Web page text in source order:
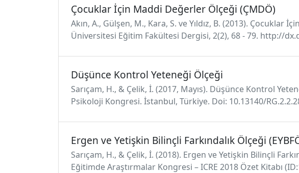
Çocuklar İçin Maddi Değerler Ölçeği (ÇMDÖ)
Akın, A., Gülşen, M., Kara, S. ve Yıldız, B. (2013).
Üniversitesi Eğitim Fakültesi Dergisi, 2(2), 68 - 79. http://
Düşünce Kontrol Yeteneği Ölçeği
Sarıçam, H., & Çelik, İ. (2017, Mayıs). Düşünce Kontrol
Psikoloji Kongresi. İstanbul, Türkiye. Doi: 10.13140/
Ergen ve Yetişkin Bilinçli Farkındalık Ölçeği
Sarıçam, H., & Çelik, İ. (2018). Ergen ve Yetişkin Bilinçli
Eğitimde Araştırmalar Kongresi – ICRE 2018 Özet Kitabı